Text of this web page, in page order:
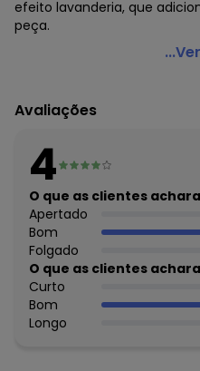
efeito lavanderia, que
peça.
Up Baby - Conjunto Bebê
Modelagem: Justa
Comprimento da Manga:
Forro: Não
Cintura: Média
Decote Costas: Redondo
Fornecedor: MALHARIA
82.663.337/0001-43
Feito: no Brasil
Cuidados para conservação
LAVAGEM 30ºC *PROCESSO
CORES SEMELHANTES *NÃO
* *TEMP MAX DA BASE DO
Avaliações
4
O que as clientes
Apertado
Bom
Folgado
O que as clientes
Curto
Bom
Longo